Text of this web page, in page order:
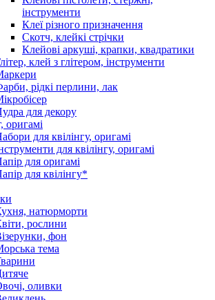
інструменти
Клеї різного призначення
Скотч, клейкі стрічки
Клейові аркуші, крапки, квадратики
клей з глітером, інструменти
рідкі перлини, лак
для декору
оригамі
для квілінгу, оригамі
для квілінгу, оригамі
для оригамі
для квілінгу*
натюрморти
рослини
фон
тема
оливки